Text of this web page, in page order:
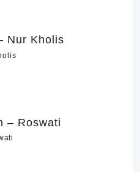
Nur Kholis
– Roswati